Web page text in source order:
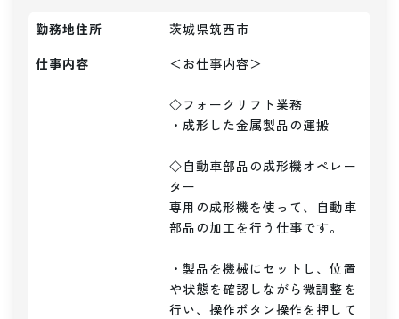
勤務地住所
茨城県筑西市
仕事内容
＜お仕事内容＞
◇フォークリフト業務
・成形した金属製品の運搬
◇自動車部品の成形機オペレー
ター
専用の成形機を使って、自動車
部品の加工を行う仕事です。
・製品を機械にセットし、位置
や状態を確認しながら微調整を
行い、操作ボタン操作を押して